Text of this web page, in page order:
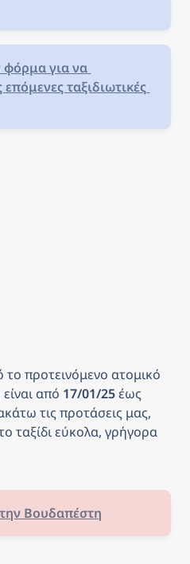
για να
ταξιδιωτικές
το προτεινόμενο ατομικό
είναι από 17/01/25 έως
τις προτάσεις μας,
ταξίδι εύκολα, γρήγορα
Βουδαπέστη